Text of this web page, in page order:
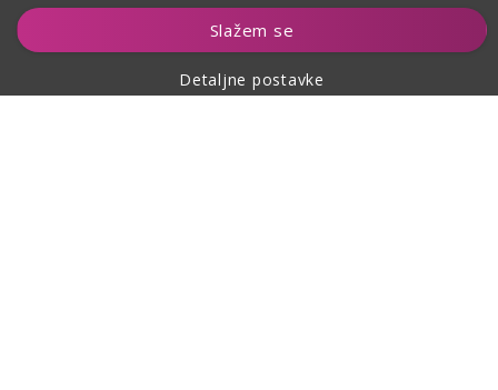
Slažem se
Detaljne postavke
Dodaj u košaricu